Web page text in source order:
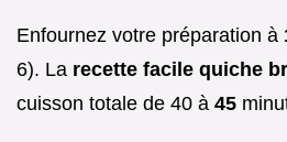
Enfournez votre préparation à
6). La recette facile quiche
cuisson totale de 40 à 45